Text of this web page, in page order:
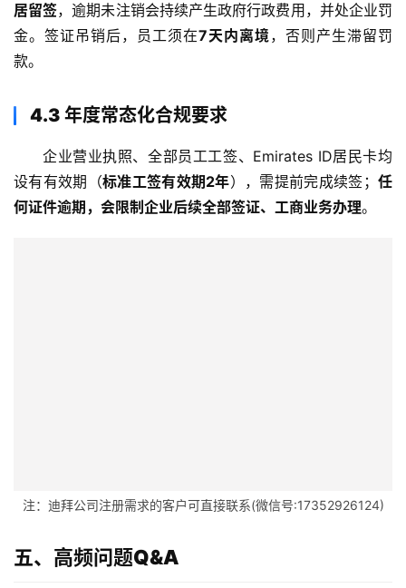
居留签，逾期未注销会持续产生政府行政费用，并处企业罚
金。签证吊销后，员工须在7天内离境，否则产生滞留罚
款。
4.3 年度常态化合规要求
企业营业执照、全部员工工签、Emirates ID居民卡均
设有有效期（标准工签有效期2年） ，需提前完成续签； 任
何证件逾期，会限制企业后续全部签证、工商业务办理。
注：迪拜公司注册需求的客户可直接联系(微信号:17352926124)
五、高频问题Q&A